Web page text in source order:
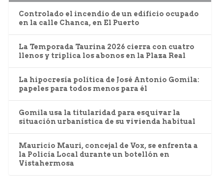
Controlado el incendio de un edificio ocupado
en la calle Chanca, en El Puerto
La Temporada Taurina 2026 cierra con cuatro
llenos y triplica los abonos en la Plaza Real
La hipocresía política de José Antonio Gomila:
papeles para todos menos para él
Gomila usa la titularidad para esquivar la
situación urbanística de su vivienda habitual
Mauricio Mauri, concejal de Vox, se enfrenta a
la Policía Local durante un botellón en
Vistahermosa